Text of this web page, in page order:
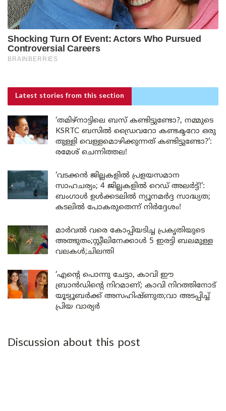
Latest stories from this section
‘തമിഴ്‌നാട്ടിലെ ബസ് കണ്ടിട്ടുണ്ടോ?, നമ്മുടെ
KSRTC ബസിൽ ഡ്രൈവറോ കണ്ടക്ടറോ ഒരു
തുള്ളി വെള്ളമൊഴിക്കുന്നത് കണ്ടിട്ടുണ്ടോ?’:
രമേശ് ചെന്നിത്തല!
‘വടക്കൻ ജില്ലകളിൽ പ്രളയസമാന
സാഹചര്യം; 4 ജില്ലകളിൽ റെഡ് അലർട്ട്!’:
ബംഗാൾ ഉൾക്കടലിൽ ന്യൂനമർദ്ദ സാദ്ധ്യത;
കടലിൽ പോകരുതെന്ന് നിർദ്ദേശം!
മാർവൽ വരെ കോപ്പിയടിച്ച പ്രകൃതിയുടെ
അത്ഭുതം;സ്റ്റീലിനേക്കാൾ 5 ഇരട്ടി ബലമുള്ള
വലകൾ;ചിലന്തി
‘എന്റെ പൊന്നു ചേട്ടാ, കാവി ഈ
ബ്രാൻഡിന്റെ നിറമാണ്; കാവി നിറത്തിനോട്
യൂട്യൂബർക്ക് അസഹിഷ്ണുത;വാ അടപ്പിച്ച്
പ്രിയ വാര്യർ
Discussion about this post